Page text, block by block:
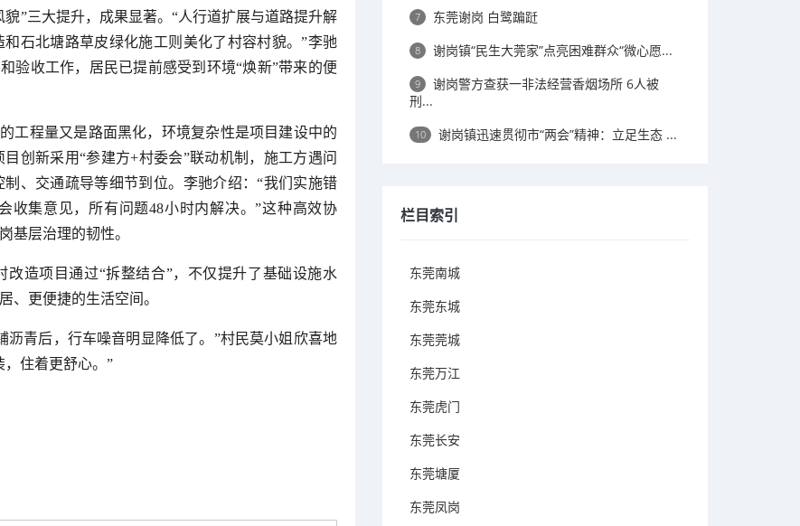
”三大提升，成果显著。“人行道扩展与道路提升解
石北塘路草皮绿化施工则美化了村容村貌。”李驰
验收工作，居民已提前感受到环境“焕新”带来的便
工程量又是路面黑化，环境复杂性是项目建设中的
创新采用“参建方+村委会”联动机制，施工方遇问
、交通疏导等细节到位。李驰介绍：“我们实施错
收集意见，所有问题48小时内解决。”这种高效协
基层治理的韧性。
造项目通过“拆整结合”，不仅提升了基础设施水
、更便捷的生活空间。
青后，行车噪音明显降低了。”村民莫小姐欣喜地
住着更舒心。”
7 东莞谢岗 白鹭蹁跹
8 谢岗镇“民生大莞家”点亮困难群众“微心愿...
9
谢岗警方查获一非法经营香烟场所 6人被
刑...
10 谢岗镇迅速贯彻市“两会”精神：立足生态 ...
栏目索引
东莞南城
东莞东城
东莞莞城
东莞万江
东莞虎门
东莞长安
东莞塘厦
东莞凤岗